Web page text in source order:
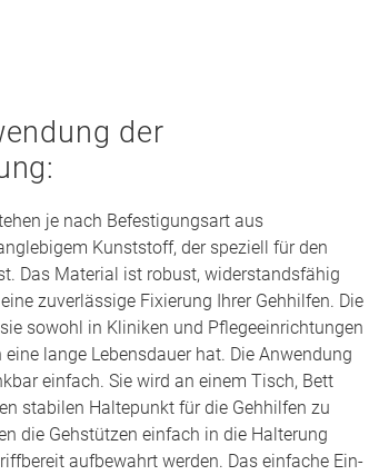
der
je nach Befestigungsart aus
Kunststoff, der speziell für den
Das Material ist robust, widerstandsfähig
zuverlässige Fixierung Ihrer Gehhilfen. Die
sowohl in Kliniken und Pflegeeinrichtungen
lange Lebensdauer hat. Die Anwendung
einfach. Sie wird an einem Tisch, Bett
stabilen Haltepunkt für die Gehhilfen zu
die Gehstützen einfach in die Halterung
aufbewahrt werden. Das einfache Ein-